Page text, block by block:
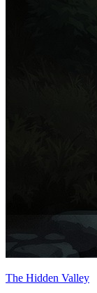
The Hidden Valley